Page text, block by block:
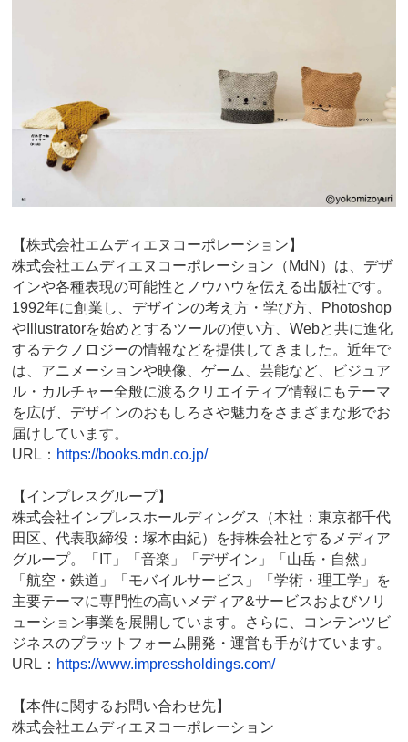
【株式会社エムディエヌコーポレーション】
株式会社エムディエヌコーポレーション（MdN）は、デザ
インや各種表現の可能性とノウハウを伝える出版社です。
1992年に創業し、デザインの考え方・学び方、Photoshop
やIllustratorを始めとするツールの使い方、Webと共に進化
するテクノロジーの情報などを提供してきました。近年で
は、アニメーションや映像、ゲーム、芸能など、ビジュア
ル・カルチャー全般に渡るクリエイティブ情報にもテーマ
を広げ、デザインのおもしろさや魅力をさまざまな形でお
届けしています。
URL： https://books.mdn.co.jp/
【インプレスグループ】
株式会社インプレスホールディングス（本社：東京都千代
田区、代表取締役：塚本由紀）を持株会社とするメディア
グループ。「IT」「音楽」「デザイン」「山岳・自然」
「航空・鉄道」「モバイルサービス」「学術・理工学」を
主要テーマに専門性の高いメディア&サービスおよびソリ
ューション事業を展開しています。さらに、コンテンツビ
ジネスのプラットフォーム開発・運営も手がけています。
URL： https://www.impressholdings.com/
【本件に関するお問い合わせ先】
株式会社エムディエヌコーポレーション